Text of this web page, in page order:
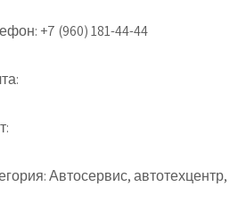
+7 (960) 181-44-44
Автосервис,